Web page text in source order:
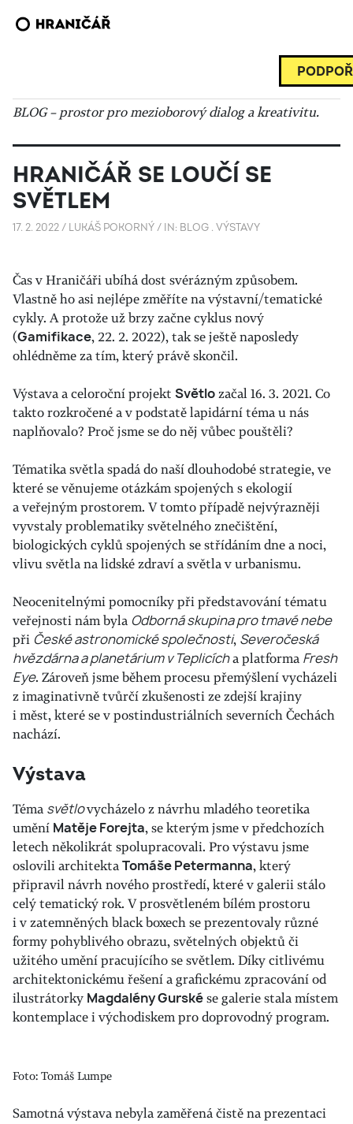
BLOG – prostor pro mezioborový dialog a kreativitu.
HRANIČÁŘ SE LOUČÍ SE
SVĚTLEM
17. 2. 2022/ LUKÁŠ POKORNÝ/ IN: BLOG . VÝSTAVY
Čas v Hraničáři ubíhá dost svérázným způsobem.
Vlastně ho asi nejlépe změříte na výstavní/tematické
cykly. A protože už brzy začne cyklus nový
(Gamifikace, 22. 2. 2022), tak se ještě naposledy
ohlédněme za tím, který právě skončil.
Výstava a celoroční projekt Světlozačal 16. 3. 2021. Co
takto rozkročené a v podstatě lapidární téma u nás
naplňovalo? Proč jsme se do něj vůbec pouštěli?
Tématika světla spadá do naší dlouhodobé strategie, ve
které se věnujeme otázkám spojených s ekologií
a veřejným prostorem. V tomto případě nejvýrazněji
vyvstaly problematiky světelného znečištění,
biologických cyklů spojených se střídáním dne a noci,
vlivu světla na lidské zdraví a světla v urbanismu.
Neocenitelnými pomocníky při představování tématu
veřejnosti nám byla Odborná skupina pro tmavé nebe
při České astronomické společnosti, Severočeská
hvězdárna a planetárium v Teplicícha platforma Fresh
Eye. Zároveň jsme během procesu přemýšlení vycházeli
z imaginativně tvůrčí zkušenosti ze zdejší krajiny
i měst, které se v postindustriálních severních Čechách
nachází.
Výstava
Téma světlovycházelo z návrhu mladého teoretika
umění Matěje Forejta, se kterým jsme v předchozích
letech několikrát spolupracovali. Pro výstavu jsme
oslovili architektaTomáše Petermanna, který
připravil návrh nového prostředí, které v galerii stálo
celý tematický rok. V prosvětleném bílém prostoru
i v zatemněných black boxech se prezentovaly různé
formy pohyblivého obrazu, světelných objektů či
užitého umění pracujícího se světlem. Díky citlivému
architektonickému řešení a grafickému zpracování od
ilustrátorky Magdalény Gurskése galerie stala místem
kontemplace i východiskem pro doprovodný program.
Foto: Tomáš Lumpe
Samotná výstava nebyla zaměřená čistě na prezentaci